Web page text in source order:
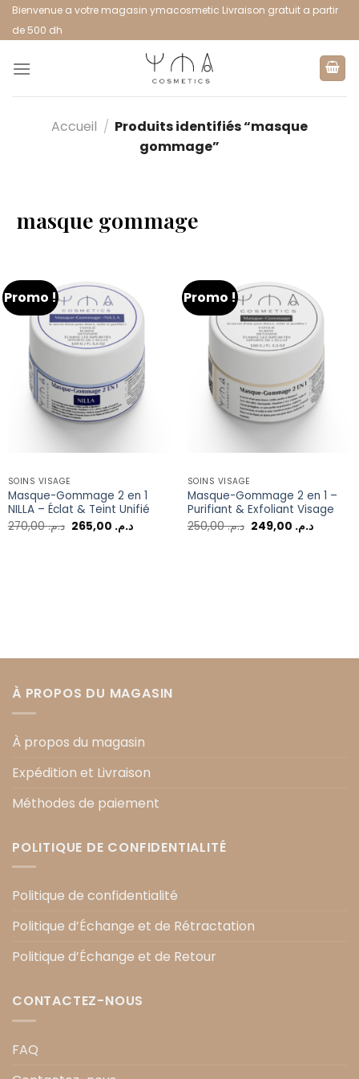
Bienvenue a votre magasin ymacosmetic Livraison gratuit a partir
de 500 dh
Accueil / Produits identifiés “masque
gommage”
masque gommage
Promo !
SOINS VISAGE
Masque-Gommage 2 en 1
NILLA – Éclat & Teint Unifié
د.م.270,00 د.م.
Promo !
SOINS VISAGE
Masque-Gommage 2 en 1 –
Purifiant & Exfoliant Visage
د.م.250,00 د.م.
À PROPOS DU MAGASIN
À propos du magasin
Expédition et Livraison
Méthodes de paiement
POLITIQUE DE CONFIDENTIALITÉ
Politique de confidentialité
Politique d’Échange et de Rétractation
Politique d’Échange et de Retour
CONTACTEZ-NOUS
FAQ